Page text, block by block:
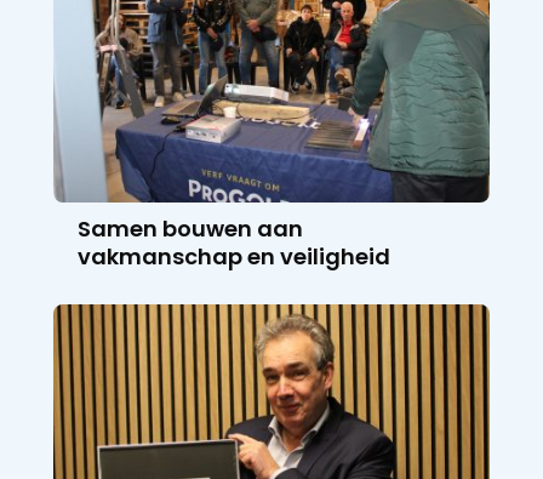
Samen bouwen aan
vakmanschap en veiligheid